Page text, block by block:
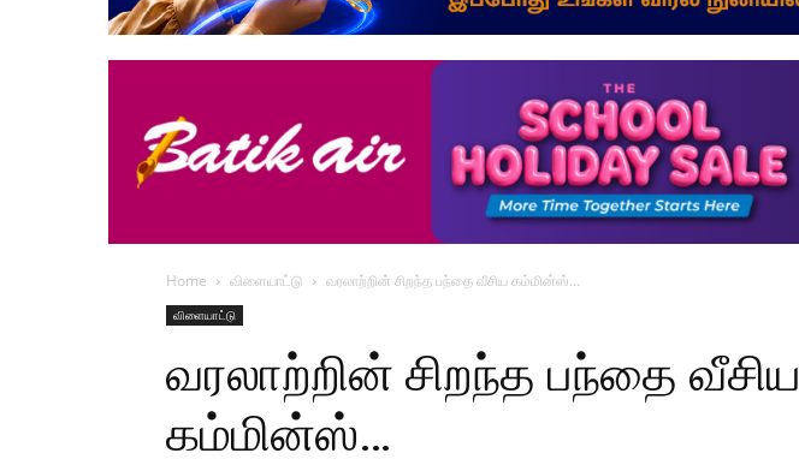
Home விளையாட்டு வரலாற்றின் சிறந்த பந்தை வீசிய கம்மின்ஸ்…
விளையாட்டு
வரலாற்றின் சிறந்த பந்தை வீசிய
கம்மின்ஸ்…